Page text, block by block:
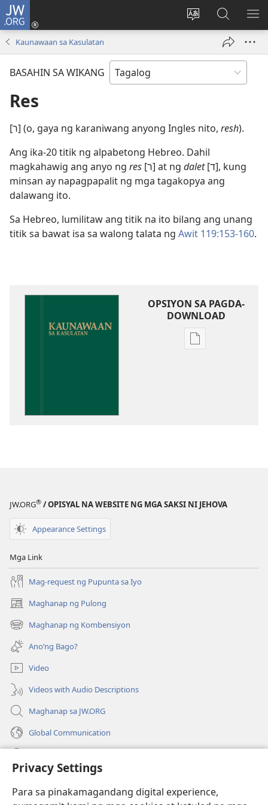
Privacy Settings
Para sa pinakamagandang digital experience,
JW.ORG
Baguhin
ng
Mag-
log
bubukas
sa
JW.ORG
Kaunawaan sa Kasulatan
BASAHIN SA WIKANG
Res
[ר] (o, gaya ng karaniwang anyong Ingles nito, resh).
Ang ika-20 titik ng alpabetong Hebreo. Dahil
magkahawig ang anyo ng res [ר] at ng dalet[ד], kung
minsan ay napagpapalit ng mga tagakopya ang
dalawang ito.
Sa Hebreo, lumilitaw ang titik na ito bilang ang unang
titik sa bawat isa sa walong talata ng Awit 119:153-160.
OPSIYON SA PAGDA-
DOWNLOAD
Opsiyon
JW.ORG® / OPISYAL NA WEBSITE NG MGA SAKSI NI JEHOVA
Appearance Settings
Mga Link
Mag-request ng Pupunta sa Iyo
Maghanap ng Pulong
(may
bubukas
na
bagong
window)
Maghanap ng Kombensiyon
(may
bubukas
na
bagong
window)
Ano’ng Bago?
Video
Videos with Audio Descriptions
Maghanap sa JW.ORG
Global Communication
(may